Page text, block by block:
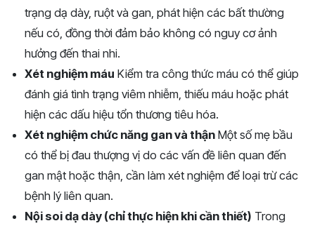
trạng dạ dày, ruột và gan, phát hiện các bất thường
nếu có, đồng thời đảm bảo không có nguy cơ ảnh
hưởng đến thai nhi.
Xét nghiệm máu Kiểm tra công thức máu có thể giúp
đánh giá tình trạng viêm nhiễm, thiếu máu hoặc phát
hiện các dấu hiệu tổn thương tiêu hóa.
Xét nghiệm chức năng gan và thận Một số mẹ bầu
có thể bị đau thượng vị do các vấn đề liên quan đến
gan mật hoặc thận, cần làm xét nghiệm để loại trừ các
bệnh lý liên quan.
Nội soi dạ dày (chỉ thực hiện khi cần thiết) Trong